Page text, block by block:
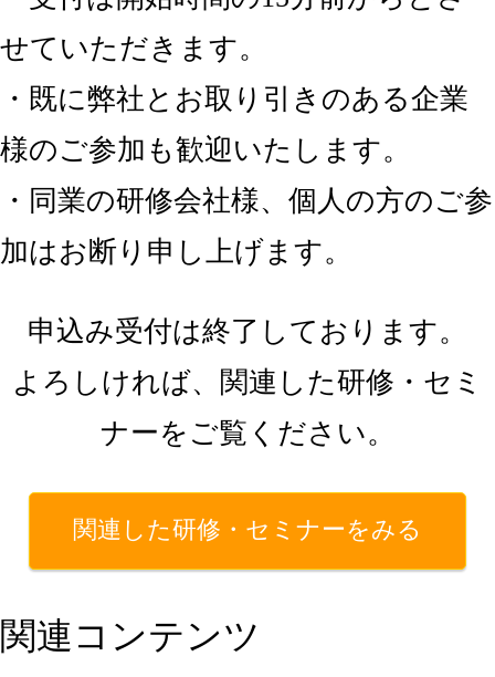
せていただきます。
・既に弊社とお取り引きのある企業
様のご参加も歓迎いたします。
・同業の研修会社様、個人の方のご参
加はお断り申し上げます。
申込み受付は終了しております。
よろしければ、関連した研修・セミ
ナーをご覧ください。
関連した研修・セミナーをみる
関連コンテンツ